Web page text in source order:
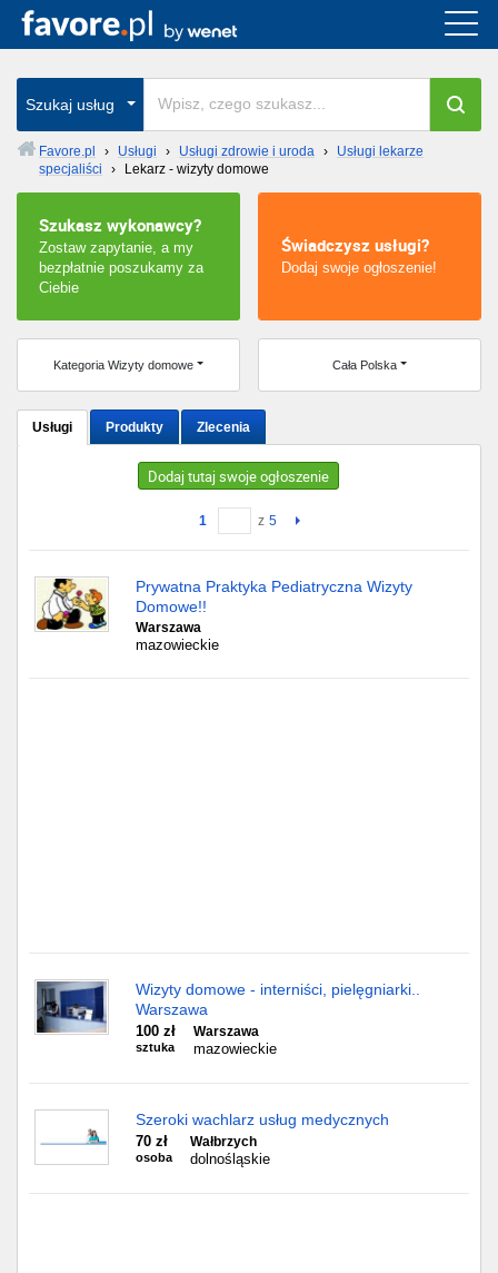
Szukaj usług
Favore.pl › Usługi › Usługi zdrowie i uroda ›
Usługi lekarze
specjaliści
› Lekarz - wizyty domowe
Szukasz wykonawcy?
Zostaw zapytanie, a my
bezpłatnie poszukamy za
Ciebie
Świadczysz usługi?
Dodaj swoje ogłoszenie!
Kategoria Wizyty domowe Cała Polska
Usługi Produkty Zlecenia
Dodaj tutaj swoje ogłoszenie
1 z 5
Prywatna Praktyka Pediatryczna Wizyty
Domowe!!
Warszawa
mazowieckie
Wizyty domowe - interniści, pielęgniarki..
Warszawa
100 zł
sztuka
Warszawa
mazowieckie
Szeroki wachlarz usług medycznych
70 zł
osoba
Wałbrzych
dolnośląskie
Cała Polska
wszystkie w całym kraju
Wrocław
Kraków
Poznań
Łódź
Katowice
Chorzów
Częstochowa
Olsztyn